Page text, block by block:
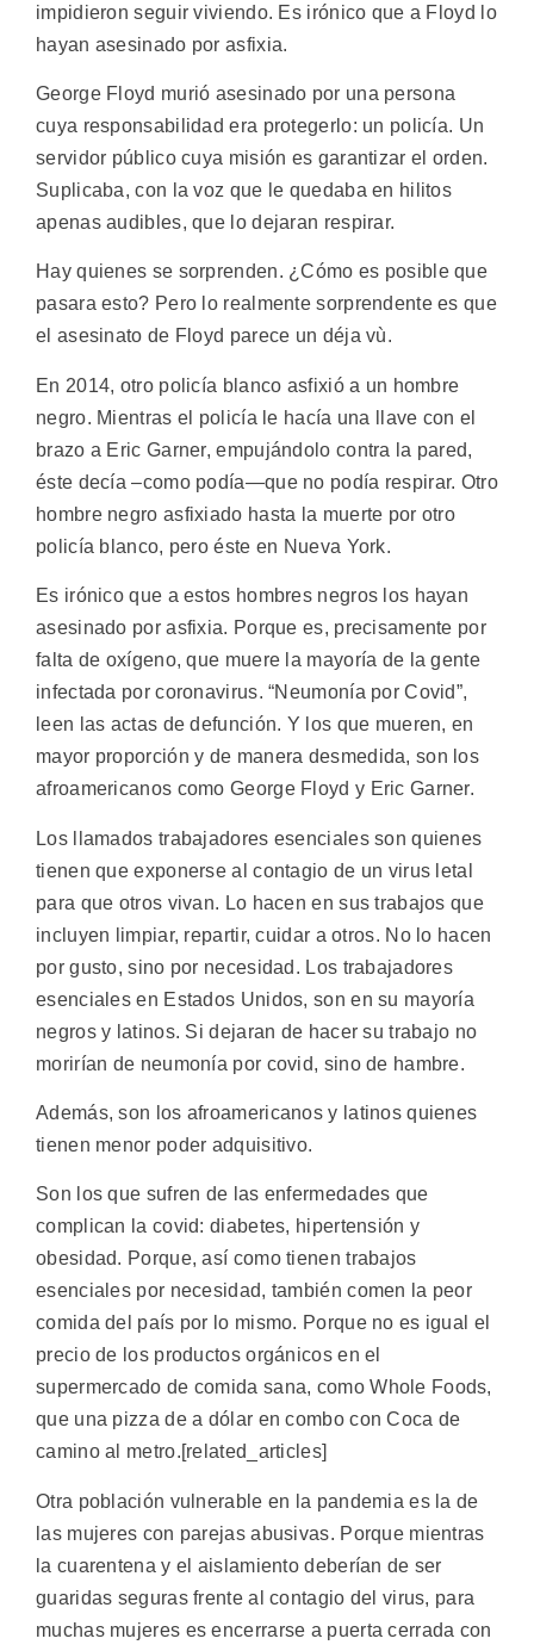
impidieron seguir viviendo. Es irónico que a Floyd lo
hayan asesinado por asfixia.
George Floyd murió asesinado por una persona
cuya responsabilidad era protegerlo: un policía. Un
servidor público cuya misión es garantizar el orden.
Suplicaba, con la voz que le quedaba en hilitos
apenas audibles, que lo dejaran respirar.
Hay quienes se sorprenden. ¿Cómo es posible que
pasara esto? Pero lo realmente sorprendente es que
el asesinato de Floyd parece un déja vù.
En 2014, otro policía blanco asfixió a un hombre
negro. Mientras el policía le hacía una llave con el
brazo a Eric Garner, empujándolo contra la pared,
éste decía –como podía—que no podía respirar. Otro
hombre negro asfixiado hasta la muerte por otro
policía blanco, pero éste en Nueva York.
Es irónico que a estos hombres negros los hayan
asesinado por asfixia. Porque es, precisamente por
falta de oxígeno, que muere la mayoría de la gente
infectada por coronavirus. “Neumonía por Covid”,
leen las actas de defunción. Y los que mueren, en
mayor proporción y de manera desmedida, son los
afroamericanos como George Floyd y Eric Garner.
Los llamados trabajadores esenciales son quienes
tienen que exponerse al contagio de un virus letal
para que otros vivan. Lo hacen en sus trabajos que
incluyen limpiar, repartir, cuidar a otros. No lo hacen
por gusto, sino por necesidad. Los trabajadores
esenciales en Estados Unidos, son en su mayoría
negros y latinos. Si dejaran de hacer su trabajo no
morirían de neumonía por covid, sino de hambre.
Además, son los afroamericanos y latinos quienes
tienen menor poder adquisitivo.
Son los que sufren de las enfermedades que
complican la covid: diabetes, hipertensión y
obesidad. Porque, así como tienen trabajos
esenciales por necesidad, también comen la peor
comida del país por lo mismo. Porque no es igual el
precio de los productos orgánicos en el
supermercado de comida sana, como Whole Foods,
que una pizza de a dólar en combo con Coca de
camino al metro.[related_articles]
Otra población vulnerable en la pandemia es la de
las mujeres con parejas abusivas. Porque mientras
la cuarentena y el aislamiento deberían de ser
guaridas seguras frente al contagio del virus, para
muchas mujeres es encerrarse a puerta cerrada con